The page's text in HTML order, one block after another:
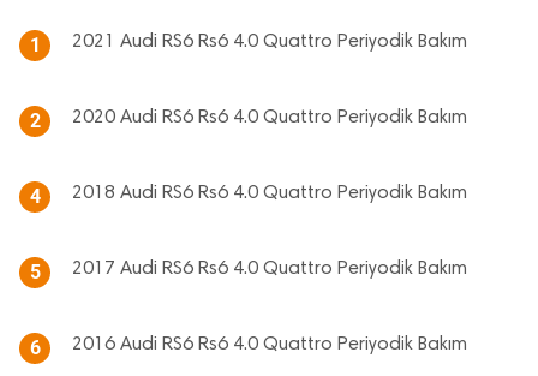
1 2021 Audi RS6 Rs6 4.0 Quattro Periyodik Bakım
2 2020 Audi RS6 Rs6 4.0 Quattro Periyodik Bakım
4 2018 Audi RS6 Rs6 4.0 Quattro Periyodik Bakım
5 2017 Audi RS6 Rs6 4.0 Quattro Periyodik Bakım
6 2016 Audi RS6 Rs6 4.0 Quattro Periyodik Bakım